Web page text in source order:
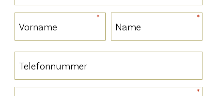
*
Vorspann *
Vorname
*
Nachname
*